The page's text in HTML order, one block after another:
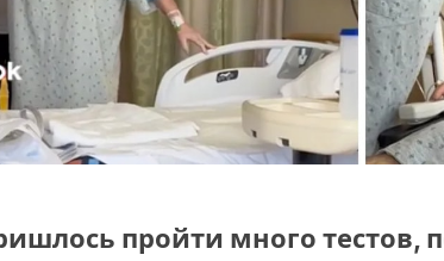
пройти много тестов,